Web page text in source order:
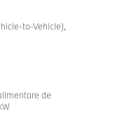
to-Vehicle),
de